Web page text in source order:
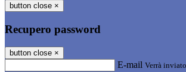
button close ×
Recupero password
button close ×
E-mail Verrà